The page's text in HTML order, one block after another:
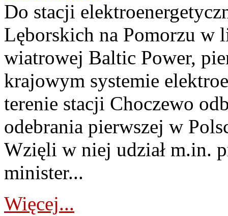
Do stacji
Lęborskich na Pomorzu w
wiatrowej Baltic Power,
krajowym systemie
terenie stacji Choczewo
odebrania pierwszej w
Wzięli w niej udział m.in.
minister...
Więcej...